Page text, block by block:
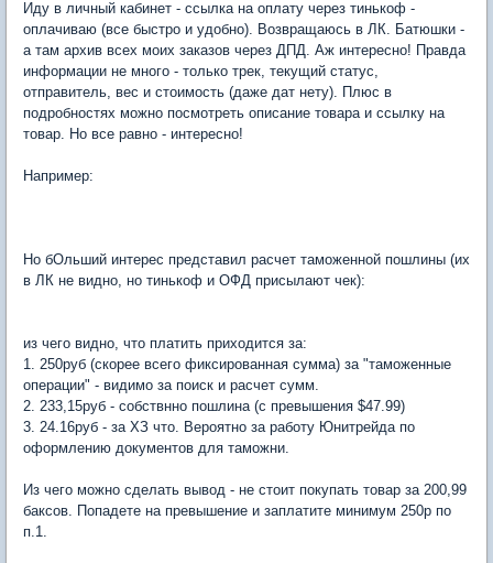
Иду в личный кабинет - ссылка на оплату через тинькоф -
оплачиваю (все быстро и удобно). Возвращаюсь в ЛК. Батюшки -
а там архив всех моих заказов через ДПД. Аж интересно! Правда
информации не много - только трек, текущий статус,
отправитель, вес и стоимость (даже дат нету). Плюс в
подробностях можно посмотреть описание товара и ссылку на
товар. Но все равно - интересно!
Например:
Но бОльший интерес представил расчет таможенной пошлины (их
в ЛК не видно, но тинькоф и ОФД присылают чек):
из чего видно, что платить приходится за:
1. 250руб (скорее всего фиксированная сумма) за "таможенные
операции" - видимо за поиск и расчет сумм.
2. 233,15руб - собствнно пошлина (с превышения $47.99)
3. 24.16руб - за ХЗ что. Вероятно за работу Юнитрейда по
оформлению документов для таможни.
Из чего можно сделать вывод - не стоит покупать товар за 200,99
баксов. Попадете на превышение и заплатите минимум 250р по
п.1.